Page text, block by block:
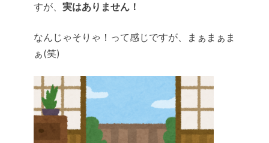
すが、 実はありません！
なんじゃそりゃ！って感じですが、まぁまぁま
ぁ(笑)